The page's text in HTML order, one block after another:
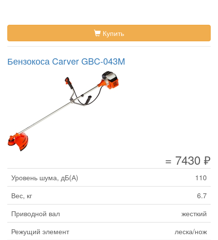
Купить
Бензокоса Carver GBC-043M
= 7430 ₽
Уровень шума, дБ(А)
110
Вес, кг
6.7
Приводной вал
жесткий
Режущий элемент
леска/нож